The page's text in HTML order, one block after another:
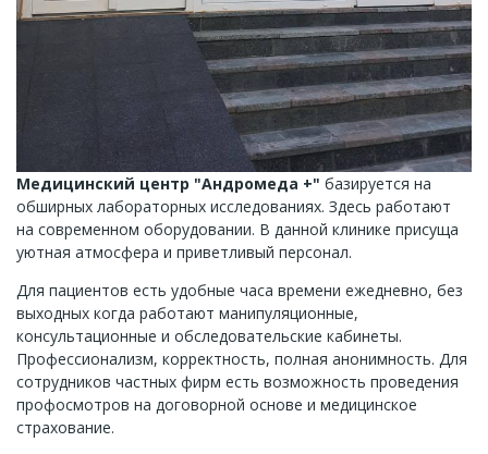
Медицинский центр "Андромеда +" базируется на
обширных лабораторных исследованиях. Здесь работают
на современном оборудовании. В данной клинике присуща
уютная атмосфера и приветливый персонал.
Для пациентов есть удобные часа времени ежедневно, без
выходных когда работают манипуляционные,
консультационные и обследовательские кабинеты.
Профессионализм, корректность, полная анонимность. Для
сотрудников частных фирм есть возможность проведения
профосмотров на договорной основе и медицинское
страхование.